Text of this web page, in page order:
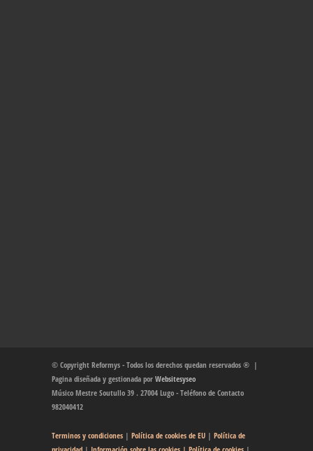
© Copyright Reformys - Todos los derechos quedan reservados ® |
Pagina diseñada y gestionada por Websitesyseo
Músico Mestre Soutullo 39 . 27004 Lugo - Teléfono de Contacto
982040412
Terminos y condiciones | Política de cookies de EU | Política de